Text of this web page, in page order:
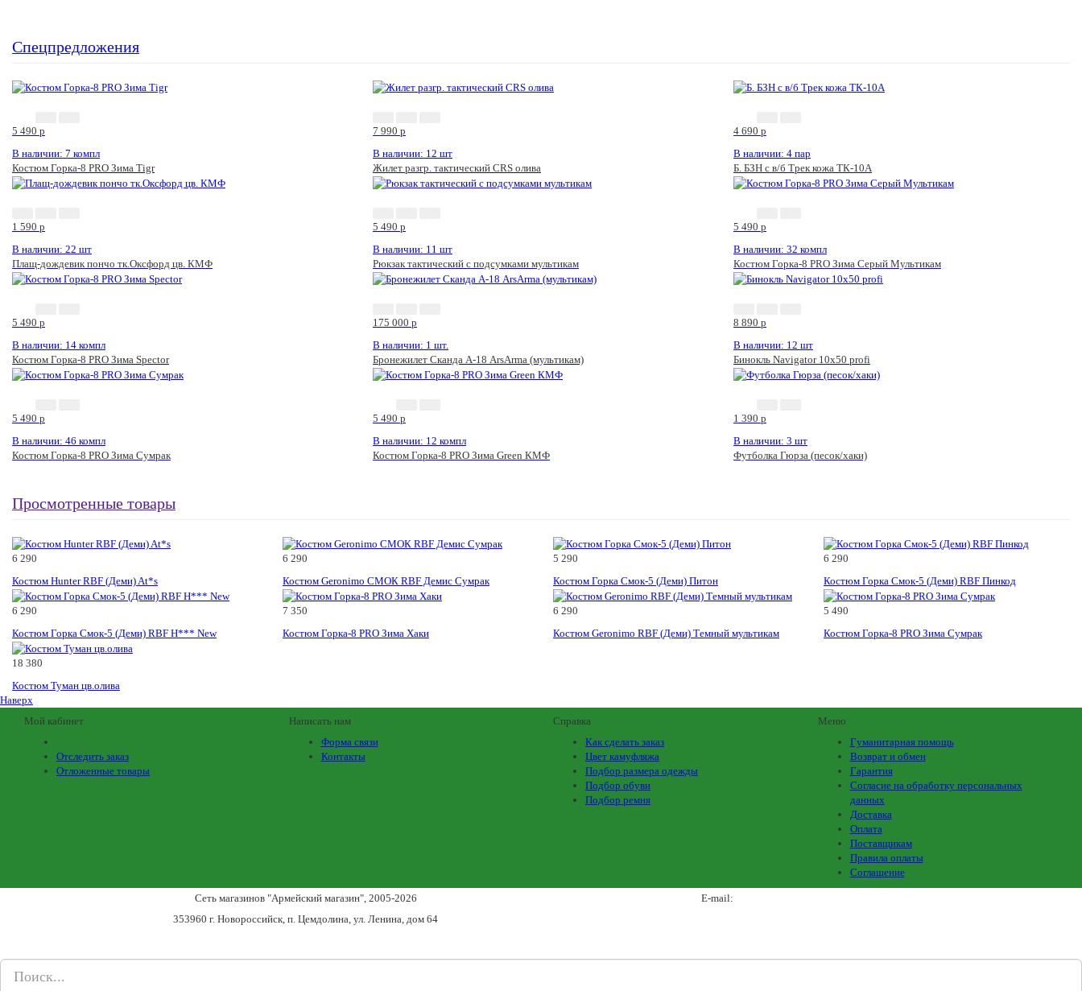
Спецпредложения
5 490 p
В наличии: 7 компл
Костюм Горка-8 PRO Зима Tigr
7 990 p
В наличии: 12 шт
Жилет разгр. тактический CRS олива
4 690 p
В наличии: 4 пар
Б. БЗН с в/б Трек кожа ТК-10А
1 590 p
В наличии: 22 шт
Плащ-дождевик пончо тк.Оксфорд цв. КМФ
5 490 p
В наличии: 11 шт
Рюкзак тактический с подсумками мультикам
5 490 p
В наличии: 32 компл
Костюм Горка-8 PRO Зима Серый Мультикам
5 490 p
В наличии: 14 компл
Костюм Горка-8 PRO Зима Speсtor
175 000 p
В наличии: 1 шт.
Бронежилет Сканда А-18 ArsArma (мультикам)
8 890 p
В наличии: 12 шт
Бинокль Navigator 10х50 profi
5 490 p
В наличии: 46 компл
Костюм Горка-8 PRO Зима Сумрак
5 490 p
В наличии: 12 компл
Костюм Горка-8 PRO Зима Green КМФ
1 390 p
В наличии: 3 шт
Футболка Гюрза (песок/хаки)
Просмотренные товары
6 290
Костюм Hunter RBF (Деми) At*s
6 290
Костюм Geronimo СМОК RBF Демис Сумрак
5 290
Костюм Горка Смок-5 (Деми) Питон
6 290
Костюм Горка Смок-5 (Деми) RBF Пинкод
6 290
Костюм Горка Смок-5 (Деми) RBF Н*** New
7 350
Костюм Горка-8 PRO Зима Хаки
6 290
Костюм Geronimo RBF (Деми) Темный мультикам
5 490
Костюм Горка-8 PRO Зима Сумрак
18 380
Костюм Туман цв.олива
Наверх
Мой кабинет
Отследить заказ
Отложенные товары
Написать нам
Форма связи
Контакты
Справка
Как сделать заказ
Цвет камуфляжа
Подбор размера одежды
Подбор обуви
Подбор ремня
Меню
Гуманитарная помощь
Возврат и обмен
Гарантия
Согласие на обработку персональных
данных
Доставка
Оплата
Поставщикам
Правила оплаты
Соглашение
Сеть магазинов "Армейский магазин", 2005-2026
353960 г. Новороссийск, п. Цемдолина, ул. Ленина, дом 64
E-mail: